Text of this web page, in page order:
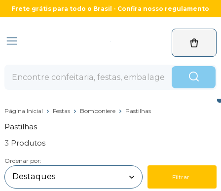
Frete grátis para todo o Brasil - Confira nosso regulamento
Página Inicial Festas Bomboniere Pastilhas
Pastilhas
3
Ordenar por:
Filtrar